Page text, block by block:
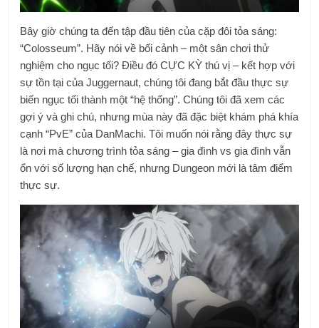
Bây giờ chúng ta đến tập đầu tiên của cặp đôi tỏa sáng:
“Colosseum”. Hãy nói về bối cảnh – một sân chơi thử
nghiệm cho ngục tối? Điều đó CỰC KỲ thú vị – kết hợp với
sự tồn tại của Juggernaut, chúng tôi đang bắt đầu thực sự
biến ngục tối thành một “hệ thống”. Chúng tôi đã xem các
gợi ý và ghi chú, nhưng mùa này đã đặc biệt khám phá khía
cạnh “PvE” của DanMachi. Tôi muốn nói rằng đây thực sự
là nơi mà chương trình tỏa sáng – gia đình vs gia đình vẫn
ổn với số lượng hạn chế, nhưng Dungeon mới là tâm điểm
thực sự.